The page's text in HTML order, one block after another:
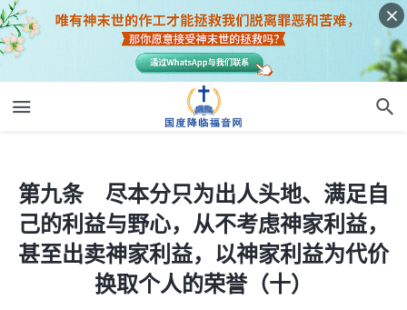
第九条 尽本分只为出人头地、满足自
己的利益与野心，从不考虑神家利益，
甚至出卖神家利益，以神家利益为代价
换取个人的荣誉（十）